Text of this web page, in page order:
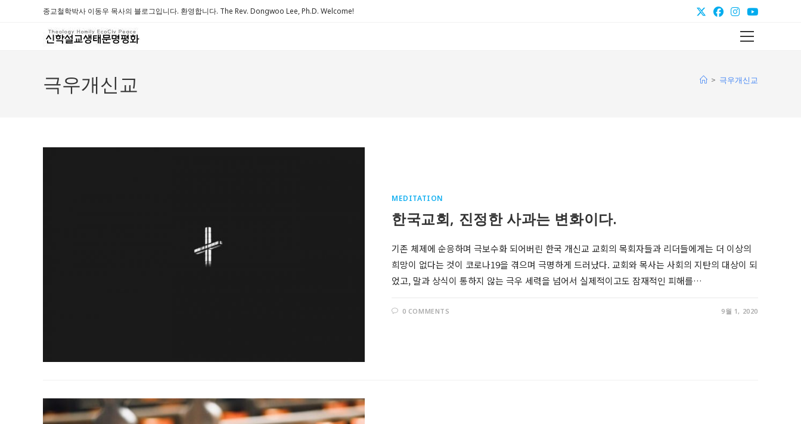
종교철학박사 이동우 목사의 블로그입니다. 환영합니다. The Rev. Dongwoo Lee, Ph.D. Welcome!
Main
극우개신교 > 극우개신교
MEDITATION
한국교회, 진정한 사과는 변화이다.
기존 체제에 순응하며 극보수화 되어버린 한국 개신교 교회의 목회자들과 리더들에게는 더 이상의
희망이 없다는 것이 코로나19을 겪으며 극명하게 드러났다. 교회와 목사는 사회의 지탄의 대상이 되
었고, 말과 상식이 통하지 않는 극우 세력을 넘어서 실제적이고도 잠재적인 피해를…
0 COMMENTS 9월 1, 2020